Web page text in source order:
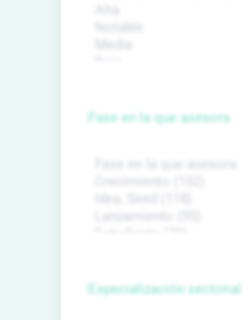
Fase en la que asesora
Especialización sectorial